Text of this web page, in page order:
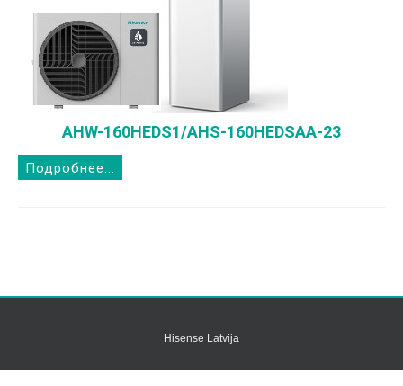
AHW-160HEDS1/AHS-160HEDSAA-23
Подробнее...
Hisense Latvija